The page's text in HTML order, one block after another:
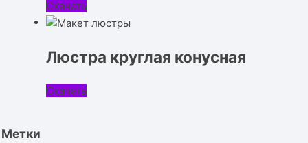
Скачать
Люстра круглая конусная
Скачать
Метки